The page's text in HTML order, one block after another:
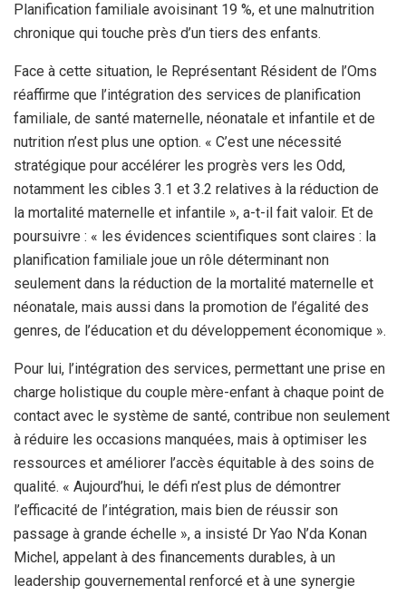
Planification familiale avoisinant 19 %, et une malnutrition
chronique qui touche près d’un tiers des enfants.
Face à cette situation, le Représentant Résident de l’Oms
réaffirme que l’intégration des services de planification
familiale, de santé maternelle, néonatale et infantile et de
nutrition n’est plus une option. « C’est une nécessité
stratégique pour accélérer les progrès vers les Odd,
notamment les cibles 3.1 et 3.2 relatives à la réduction de
la mortalité maternelle et infantile », a-t-il fait valoir. Et de
poursuivre : « les évidences scientifiques sont claires : la
planification familiale joue un rôle déterminant non
seulement dans la réduction de la mortalité maternelle et
néonatale, mais aussi dans la promotion de l’égalité des
genres, de l’éducation et du développement économique ».
Pour lui, l’intégration des services, permettant une prise en
charge holistique du couple mère-enfant à chaque point de
contact avec le système de santé, contribue non seulement
à réduire les occasions manquées, mais à optimiser les
ressources et améliorer l’accès équitable à des soins de
qualité. « Aujourd’hui, le défi n’est plus de démontrer
l’efficacité de l’intégration, mais bien de réussir son
passage à grande échelle », a insisté Dr Yao N’da Konan
Michel, appelant à des financements durables, à un
leadership gouvernemental renforcé et à une synergie